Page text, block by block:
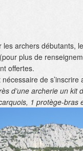
archers débutants,
plus de
offertes.
de
d’une archerie un kit
1 protège-bras